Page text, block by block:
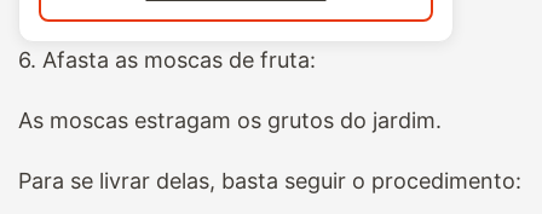
6. Afasta as moscas de fruta:
As moscas estragam os grutos do jardim.
Para se livrar delas, basta seguir o procedimento: